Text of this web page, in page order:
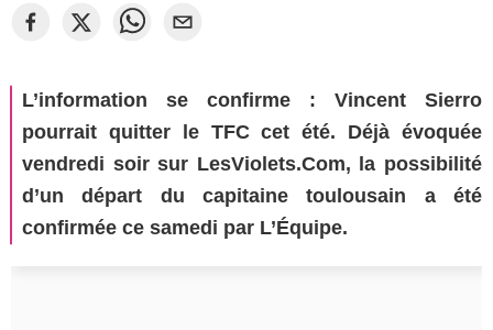
L’information se confirme : Vincent Sierro
pourrait quitter le TFC cet été. Déjà évoquée
vendredi soir sur LesViolets.Com, la possibilité
d’un départ du capitaine toulousain a été
confirmée ce samedi par L’Équipe.